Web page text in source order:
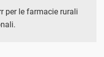
per le farmacie rurali